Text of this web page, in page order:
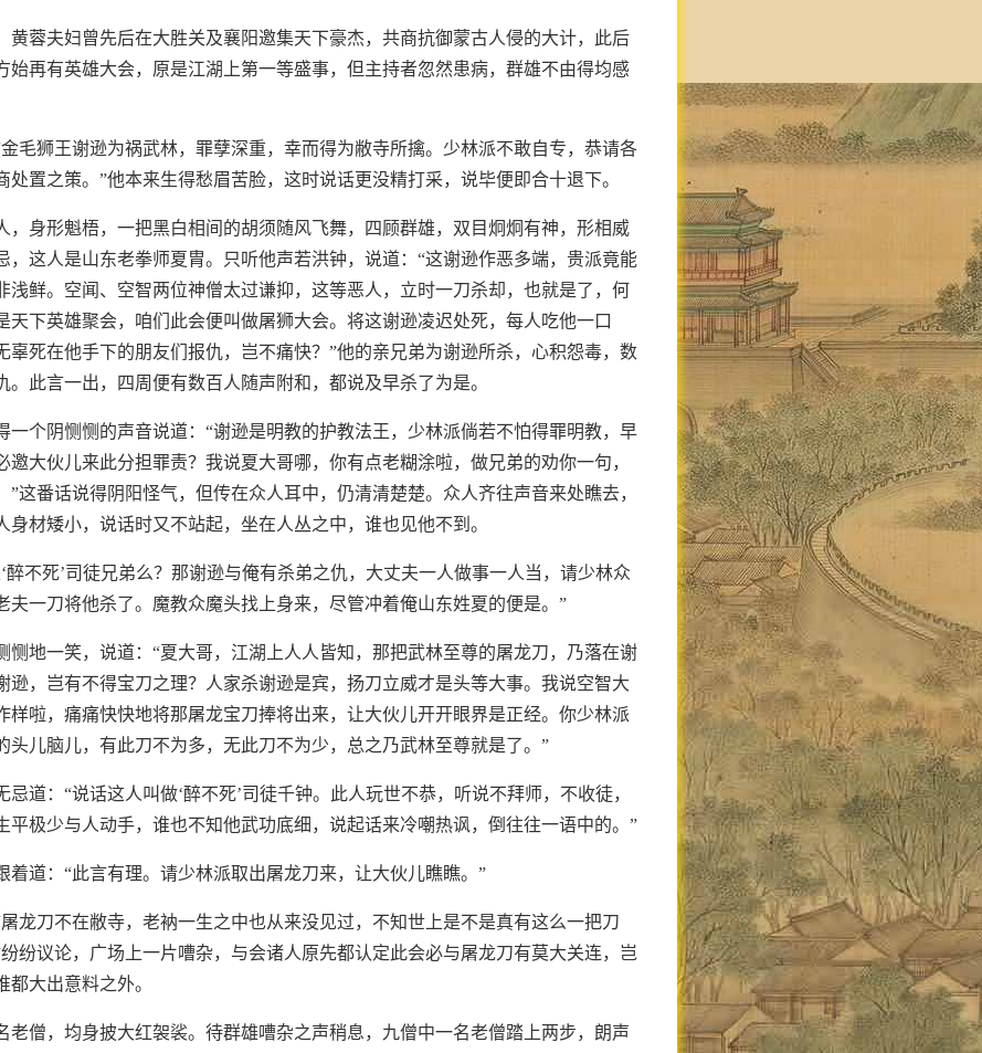
黄蓉夫妇曾先后在大胜关及襄阳邀集天下豪杰，共商抗御蒙古人侵的大计，此后
始再有英雄大会，原是江湖上第一等盛事，但主持者忽然患病，群雄不由得均感
毛狮王谢逊为祸武林，罪孽深重，幸而得为敝寺所擒。少林派不敢自专，恭请各
处置之策。”他本来生得愁眉苦脸，这时说话更没精打采，说毕便即合十退下。
，身形魁梧，一把黑白相间的胡须随风飞舞，四顾群雄，双目炯炯有神，形相威
，这人是山东老拳师夏胄。只听他声若洪钟，说道：“这谢逊作恶多端，贵派竟能
浅鲜。空闻、空智两位神僧太过谦抑，这等恶人，立时一刀杀却，也就是了，何
天下英雄聚会，咱们此会便叫做屠狮大会。将这谢逊凌迟处死，每人吃他一口
辜死在他手下的朋友们报仇，岂不痛快？”他的亲兄弟为谢逊所杀，心积怨毒，数
。此言一出，四周便有数百人随声附和，都说及早杀了为是。
一个阴恻恻的声音说道：“谢逊是明教的护教法王，少林派倘若不怕得罪明教，早
邀大伙儿来此分担罪责？我说夏大哥哪，你有点老糊涂啦，做兄弟的劝你一句，
”这番话说得阴阳怪气，但传在众人耳中，仍清清楚楚。众人齐往声音来处瞧去，
身材矮小，说话时又不站起，坐在人丛之中，谁也见他不到。
醉不死’司徒兄弟么？那谢逊与俺有杀弟之仇，大丈夫一人做事一人当，请少林众
夫一刀将他杀了。魔教众魔头找上身来，尽管冲着俺山东姓夏的便是。”
恻地一笑，说道：“夏大哥，江湖上人人皆知，那把武林至尊的屠龙刀，乃落在谢
逊，岂有不得宝刀之理？人家杀谢逊是宾，扬刀立威才是头等大事。我说空智大
样啦，痛痛快快地将那屠龙宝刀捧将出来，让大伙儿开开眼界是正经。你少林派
头儿脑儿，有此刀不为多，无此刀不为少，总之乃武林至尊就是了。”
忌道：“说话这人叫做‘醉不死’司徒千钟。此人玩世不恭，听说不拜师，不收徒，
平极少与人动手，谁也不知他武功底细，说起话来冷嘲热讽，倒往往一语中的。”
着道：“此言有理。请少林派取出屠龙刀来，让大伙儿瞧瞧。”
龙刀不在敝寺，老衲一生之中也从来没见过，不知世上是不是真有这么一把刀
纷议论，广场上一片嘈杂，与会诸人原先都认定此会必与屠龙刀有莫大关连，岂
大出意料之外。
老僧，均身披大红袈裟。待群雄嘈杂之声稍息，九僧中一名老僧踏上两步，朗声